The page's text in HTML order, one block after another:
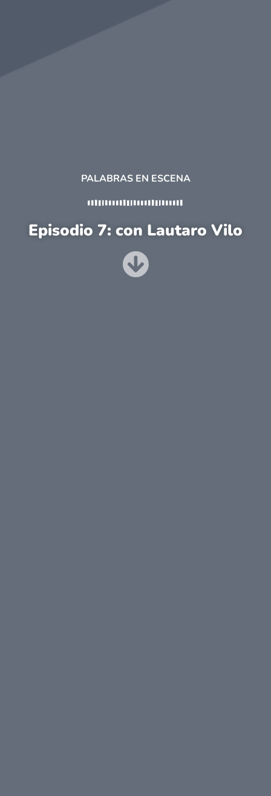
PALABRAS EN ESCENA
Episodio 7: con Lautaro Vilo